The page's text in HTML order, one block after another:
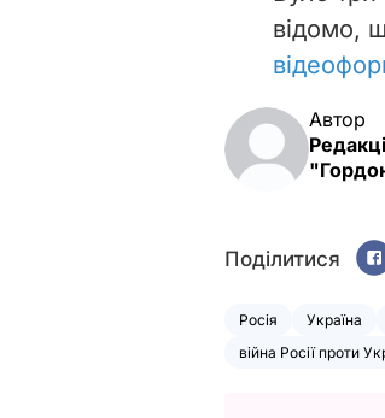
відомо,
Автор
Поділитися
Росія Україна
війна Росії проти